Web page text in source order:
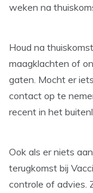
weken na
Houd na
maagklachten of
gaten. Mocht er
contact op te
recent in het
Ook als er niets
terugkomst bij
controle of advies.